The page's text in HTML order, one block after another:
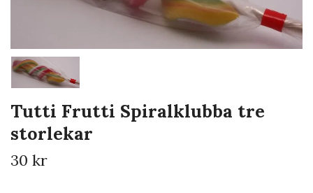
Tutti Frutti Spiralklubba tre
storlekar
30 kr